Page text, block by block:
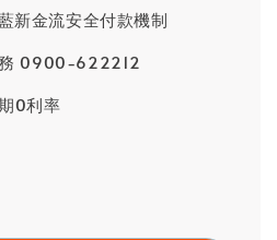
新金流安全付款機制
務 0900-622212
0利率